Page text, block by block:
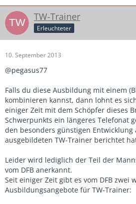
TW-Trainer
Erleuchteter
10. September 2013
@pegasus77
Falls du diese Ausbildung mit einem
kombinieren kannst, dann lohnt es
einiger Zeit mit dem Schöpfer dieses
Schwerpunkts ein längeres Telefonat
den besonders günstigen Entwicklung
ausgebildeten TW-Trainer berichtet
Leider wird lediglich der Teil der
vom DFB anerkannt.
Seit einiger Zeit gibt es vom DFB zwei
Ausbildungsangebote für TW-Trainer: